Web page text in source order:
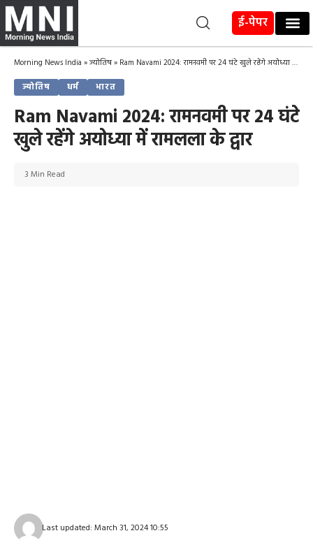
ई-पेपर
Morning News India »ज्योतिष» Ram Navami 2024: रामनवमी पर 24 घंटे खुले रहेंगे अयोध्या में रामलला के द्वार
ज्योतिष धर्म भारत
Ram Navami 2024: रामनवमी पर 24 घंटे
खुले रहेंगे अयोध्या में रामलला के द्वार
Last updated: March 31, 2024 10:55
3 Min Read